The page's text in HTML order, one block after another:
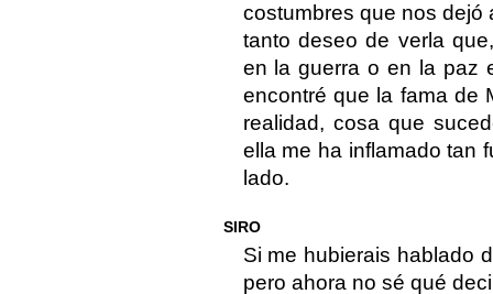
costumbres que nos dejó
tanto deseo de verla
en la guerra o en la paz
encontré que la fama de
realidad, cosa que
ella me ha inflamado tan
lado.
SIRO
Si me hubierais hablado
pero ahora no sé qué